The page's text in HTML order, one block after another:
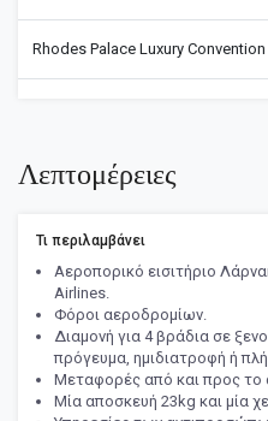
Rhodes Palace Luxury
Λεπτομέρειες
Τι περιλαμβάνει
Αεροπορικό εισιτήριο
Airlines.
Φόροι αεροδρομίων.
Διαμονή για 4 βράδια σε
πρόγευμα, ημιδιατροφή ή
Μεταφορές από και προς το
Μία αποσκευή 23kg και μία